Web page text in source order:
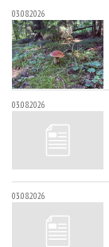
03.08.2026
03.08.2026
03.08.2026